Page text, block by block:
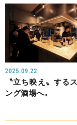
2025.09.22
〝立ち映え〟する
ング酒場へ。